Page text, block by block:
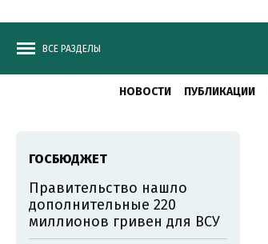
ВСЕ РАЗДЕЛЫ
НОВОСТИ ПУБЛИКАЦИИ
ГОСБЮДЖЕТ
Правительство нашло
дополнительные 220
миллионов гривен для ВСУ